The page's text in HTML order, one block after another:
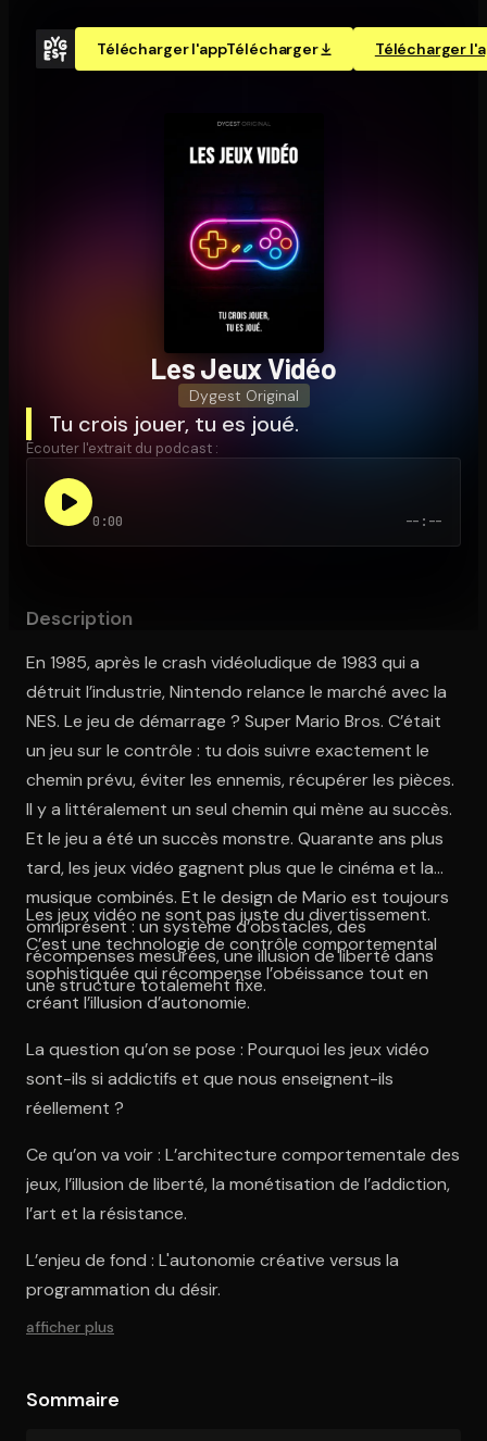
Télécharger l'appTélécharger Télécharger
Les Jeux Vidéo
Dygest Original
Tu crois jouer, tu es joué.
Écouter l'extrait du podcast :
0:00 --:--
Description
En 1985, après le crash vidéoludique de 1983 qui a
détruit l’industrie, Nintendo relance le marché avec la
NES. Le jeu de démarrage ? Super Mario Bros. C’était
un jeu sur le contrôle : tu dois suivre exactement le
chemin prévu, éviter les ennemis, récupérer les pièces.
Il y a littéralement un seul chemin qui mène au succès.
Et le jeu a été un succès monstre. Quarante ans plus
tard, les jeux vidéo gagnent plus que le cinéma et la
musique combinés. Et le design de Mario est toujours
omniprésent : un système d’obstacles, des
récompenses mesurées, une illusion de liberté dans
une structure totalement fixe.
Les jeux vidéo ne sont pas juste du divertissement.
C’est une technologie de contrôle comportemental
sophistiquée qui récompense l’obéissance tout en
créant l’illusion d’autonomie.
La question qu’on se pose : Pourquoi les jeux vidéo
sont-ils si addictifs et que nous enseignent-ils
réellement ?
Ce qu’on va voir : L’architecture comportementale des
jeux, l’illusion de liberté, la monétisation de l’addiction,
l’art et la résistance.
L’enjeu de fond : L'autonomie créative versus la
programmation du désir.
afficher plus
Sommaire